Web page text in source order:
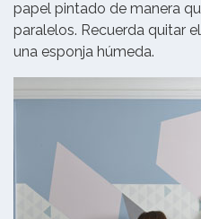
papel pintado de manera
paralelos. Recuerda quitar
una esponja húmeda.